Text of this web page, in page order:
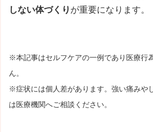
しない体づくり が重要になります。
※本記事はセルフケアの一例であり医療行
ん。
※症状には個人差があります。強い痛みや
は医療機関へご相談ください。